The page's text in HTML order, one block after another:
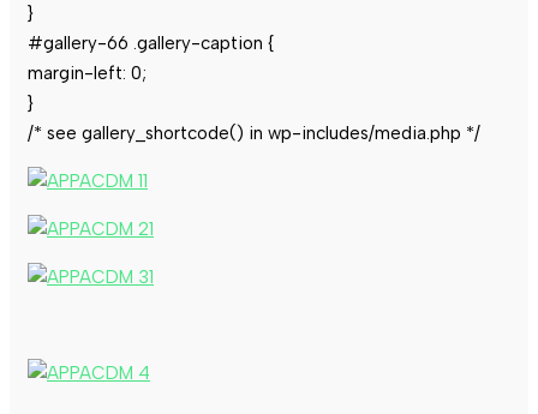
}
#gallery-66 .gallery-caption {
margin-left: 0;
}
/* see gallery_shortcode() in wp-includes/media.php */